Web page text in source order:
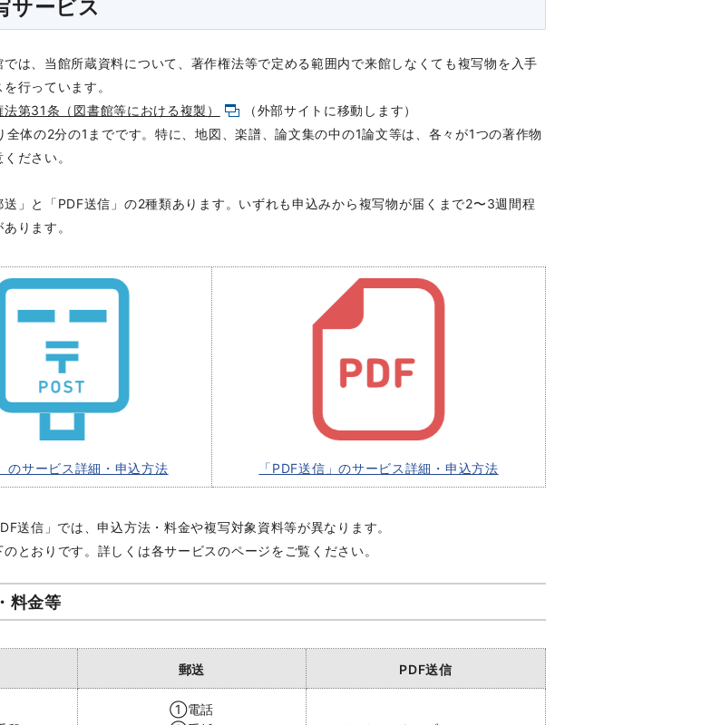
サービス
は、当館所蔵資料について、著作権法等で定める範囲内で来館しなくても複写物を入手
行っています。
法第31条（図書館等における複製）
（外部サイトに移動します）
全体の2分の1までです。特に、地図、楽譜、論文集の中の1論文等は、各々が1つの著作物
ださい。
送」と「PDF送信」の2種類あります。いずれも申込みから複写物が届くまで2〜3週間程
ります。
のサービス詳細・申込方法 「PDF送信」のサービス詳細・申込方法
送信」では、申込方法・料金や複写対象資料等が異なります。
とおりです。詳しくは各サービスのページをご覧ください。
料金等
郵送 PDF送信
①電話